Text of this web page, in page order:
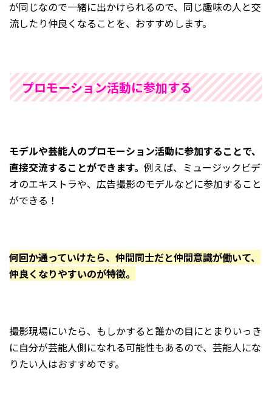
が同じなので一緒に出かけられるので、同じ趣味の人と交
流したり仲良くなることを、おすすめします。
プロモーション活動に参加する
モデルや芸能人のプロモーション活動に参加することで、
直接交流することができます。 例えば、ミュージックビデ
オのエキストラや、広告撮影のモデルなどに参加すること
ができる！
何回か通っていけたら、仲間同士だと仲間意識が働いて、
仲良くなりやすいのが特徴。
撮影現場にいたら、もしかすると誰かの目にとまりいっき
に自分が芸能人側になれる可能性もあるので、芸能人にな
りたい人はおすすめです。